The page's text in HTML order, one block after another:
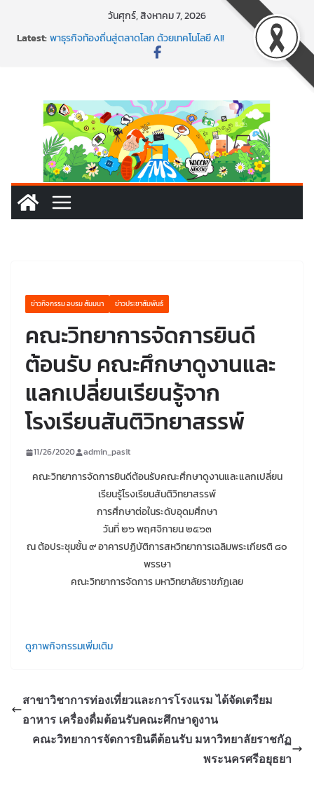
วันศุกร์, สิงหาคม 7, 2026
Latest:
พร้อมลุยแล้ว! ปักหมุดโรดแมป AI อัปสกิลธุรกิจให้พุ่งทะยาน
พาธุรกิจท้องถิ่นสู่ตลาดโลก ด้วยเทคโนโลยี AI!
SMEs ยุคนี้ ถ้าไม่ใช้ AI ถือว่าพลาดมาก!
นอกจากเทคโนโลยีจะล้ำ หัวใจคนทำธุรกิจก็ต้องสตรอง!
ข่าวกิจกรรม อบรม สัมมนา ข่าวประชาสัมพันธ์
คณะวิทยาการจัดการยินดี
ต้อนรับ คณะศึกษาดูงานและ
แลกเปลี่ยนเรียนรู้จาก
โรงเรียนสันติวิทยาสรรพ์
11/26/2020 admin_pasit
คณะวิทยาการจัดการยินดีต้อนรับคณะศึกษาดูงานและแลกเปลี่ยน
เรียนรู้โรงเรียนสันติวิทยาสรรพ์
การศึกษาต่อในระดับอุดมศึกษา
วันที่ ๒๖ พฤศจิกายน ๒๕๖๓
ณ ต้อประชุมชั้น ๙ อาคารปฏิบัติการสหวิทยาการเฉลิมพระเกียรติ ๘๐
พรรษา
คณะวิทยาการจัดการ มหาวิทยาลัยราชภัฏเลย
ดูภาพกิจกรรมเพิ่มเติม
สาขาวิชาการท่องเที่ยวและการโรงแรม ได้จัดเตรียม
อาหาร เครื่องดื่มต้อนรับคณะศึกษาดูงาน
คณะวิทยาการจัดการยินดีต้อนรับ มหาวิทยาลัยราชกัฏ
พระนครศรีอยุธยา